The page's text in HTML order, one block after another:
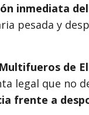
inmediata
pesada y
de
legal que no
frente a